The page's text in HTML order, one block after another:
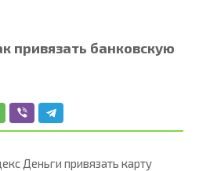
привязать банковскую
Деньги привязать карту